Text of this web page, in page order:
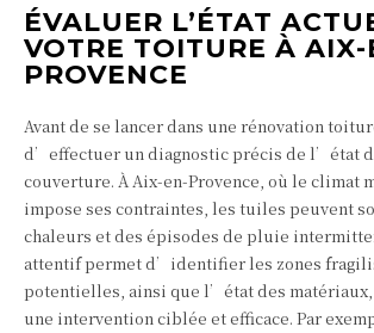
ÉVALUER L’ÉTAT
VOTRE TOITURE À AIX-
PROVENCE
Avant de se lancer dans une rénovation
d’effectuer un diagnostic précis de l’état
couverture. À Aix-en-Provence, où le climat
impose ses contraintes, les tuiles peuvent
chaleurs et des épisodes de pluie
attentif permet d’identifier les zones
potentielles, ainsi que l’état des
une intervention ciblée et efficace. Par